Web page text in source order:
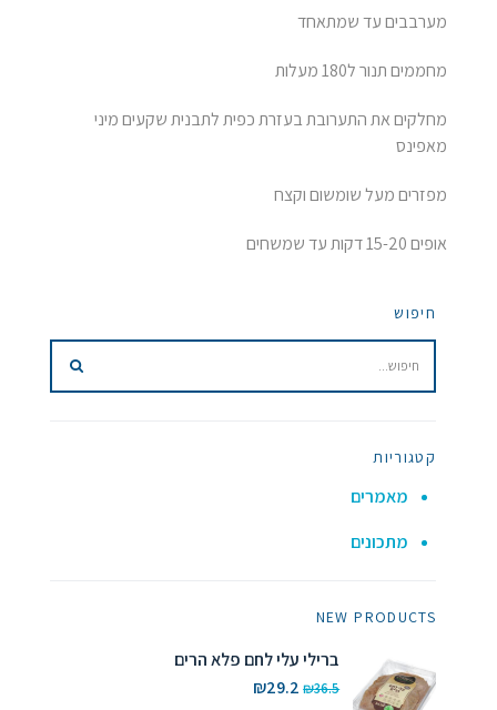
מערבבים עד שמתאחד
מחממים תנור ל180 מעלות
מחלקים את התערובת בעזרת כפית לתבנית שקעים מיני
מאפינס
מפזרים מעל שומשום וקצח
אופים 15-20 דקות עד שמשחים
חיפוש
קטגוריות
מאמרים
מתכונים
NEW PRODUCTS
ברילי עלי לחם פלא הרים
₪36.5
המחיר
₪29.2 המחיר